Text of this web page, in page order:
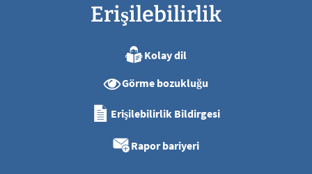
Erişilebilirlik
Kolay dil
Görme bozukluğu
Erişilebilirlik Bildirgesi
Rapor bariyeri